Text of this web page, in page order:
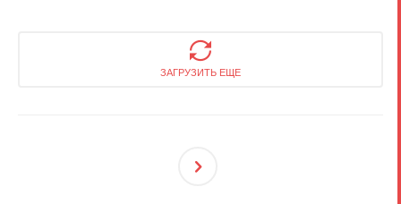
ЗАГРУЗИТЬ ЕЩЕ
Ующ